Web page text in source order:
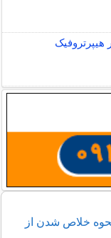
خلاص شدن از